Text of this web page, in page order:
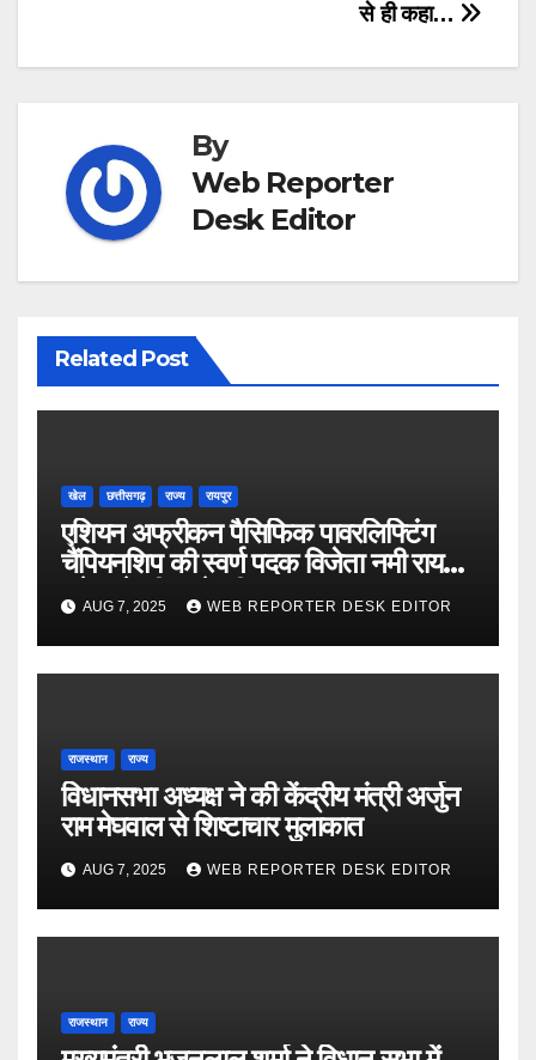
से ही कहा…
By
Web Reporter
Desk Editor
Related Post
खेल छत्तीसगढ़ राज्य रायपुर
एशियन अफ्रीकन पैसिफिक पावरलिफ्टिंग
चैंपियनशिप की स्वर्ण पदक विजेता नमी राय
पारेख ने सीएम से की मुलाकात
AUG 7, 2025 WEB REPORTER DESK EDITOR
राजस्थान राज्य
विधानसभा अध्यक्ष ने की केंद्रीय मंत्री अर्जुन
राम मेघवाल से शिष्टाचार मुलाकात
AUG 7, 2025 WEB REPORTER DESK EDITOR
राजस्थान राज्य